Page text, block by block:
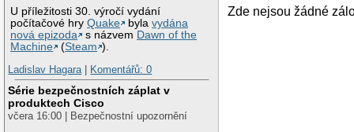
U příležitosti 30. výročí vydání
počítačové hryQuake bylavydána
nová epizoda
s názvem Dawn of the
Machine
(Steam ).
Ladislav Hagara| Komentářů: 0
Série bezpečnostních záplat v
produktech Cisco
včera 16:00 | Bezpečnostní upozornění
Zde nejsou žádné